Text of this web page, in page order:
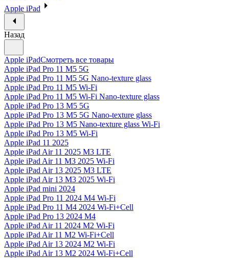
Apple iPad
Назад
Apple iPadСмотреть все товары
Apple iPad Pro 11 M5 5G
Apple iPad Pro 11 M5 5G Nano-texture glass
Apple iPad Pro 11 M5 Wi-Fi
Apple iPad Pro 11 M5 Wi-Fi Nano-texture glass
Apple iPad Pro 13 M5 5G
Apple iPad Pro 13 M5 5G Nano-texture glass
Apple iPad Pro 13 M5 Nano-texture glass Wi-Fi
Apple iPad Pro 13 M5 Wi-Fi
Apple iPad 11 2025
Apple iPad Air 11 2025 M3 LTE
Apple iPad Air 11 M3 2025 Wi-Fi
Apple iPad Air 13 2025 M3 LTE
Apple iPad Air 13 M3 2025 Wi-Fi
Apple iPad mini 2024
Apple iPad Pro 11 2024 M4 Wi-Fi
Apple iPad Pro 11 M4 2024 Wi-Fi+Cell
Apple iPad Pro 13 2024 M4
Apple iPad Air 11 2024 M2 Wi-Fi
Apple iPad Air 11 M2 Wi-Fi+Cell
Apple iPad Air 13 2024 M2 Wi-Fi
Apple iPad Air 13 M2 2024 Wi-Fi+Cell